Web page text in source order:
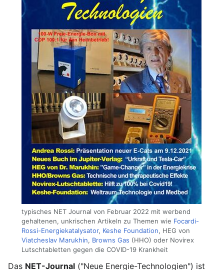
typisches NET Journal von Februar 2022 mit werbend
gehaltenen, unkrischen Artikeln zu Themen wie Focardi-
Rossi-Energiekatalysator, Keshe Foundation, HEG von
Viatcheslav Marukhin, Browns Gas (HHO) oder Novirex
Lutschtabletten gegen die COVID-19 Krankheit
Das NET-Journal ("Neue Energie-Technologien") ist